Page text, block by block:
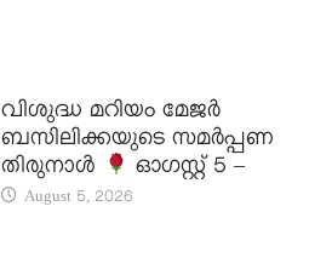
വിശുദ്ധ മറിയം മേജർ
ബസിലിക്കയുടെ സമർപ്പണ
തിരുനാൾ
ഓഗസ്റ്റ് 5 –
August 5, 2026